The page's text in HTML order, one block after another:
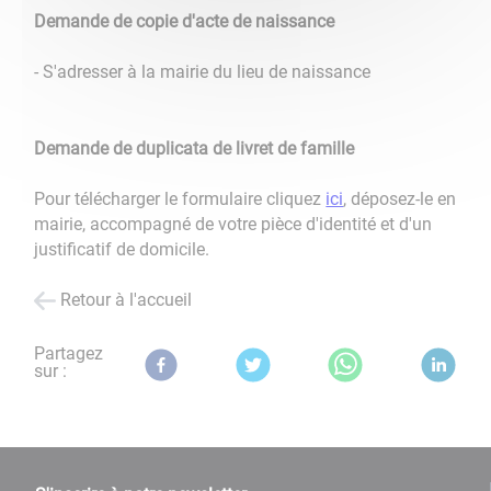
Demande de copie d'acte de naissance
- S'adresser à la mairie du lieu de naissance
Demande de duplicata de livret de famille
Pour télécharger le formulaire cliquez ici, déposez-le en
mairie, accompagné de votre pièce d'identité et d'un
justificatif de domicile.
Retour à l'accueil
Partagez
sur :